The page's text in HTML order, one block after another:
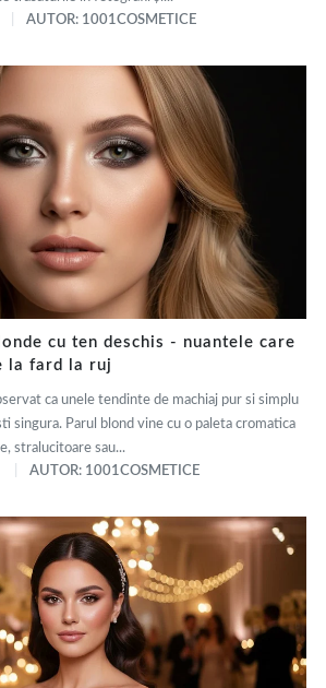
AUTOR: 1001COSMETICE
cu ten deschis - nuantele care
la fard la ruj
ca unele tendinte de machiaj pur si simplu
singura. Parul blond vine cu o paleta cromatica
stralucitoare sau...
AUTOR: 1001COSMETICE